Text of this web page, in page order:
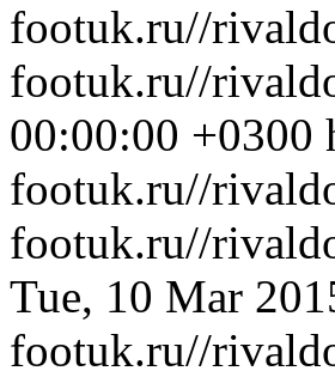
footuk.ru//
footuk.ru//
00:00:00 +0300
footuk.ru//
footuk.ru//
Tue, 10 Mar
footuk.ru//